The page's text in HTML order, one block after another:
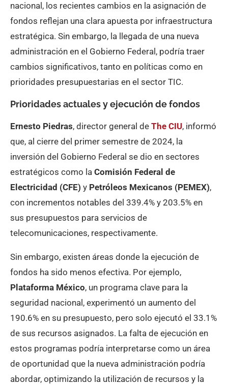
nacional, los recientes cambios en la asignación de
fondos reflejan una clara apuesta por infraestructura
estratégica. Sin embargo, la llegada de una nueva
administración en el Gobierno Federal, podría traer
cambios significativos, tanto en políticas como en
prioridades presupuestarias en el sector TIC.
Prioridades actuales y ejecución de fondos
Ernesto Piedras, director general de The CIU, informó
que, al cierre del primer semestre de 2024, la
inversión del Gobierno Federal se dio en sectores
estratégicos como la Comisión Federal de
Electricidad (CFE) y Petróleos Mexicanos (PEMEX),
con incrementos notables del 339.4% y 203.5% en
sus presupuestos para servicios de
telecomunicaciones, respectivamente.
Sin embargo, existen áreas donde la ejecución de
fondos ha sido menos efectiva. Por ejemplo,
Plataforma México, un programa clave para la
seguridad nacional, experimentó un aumento del
190.6% en su presupuesto, pero solo ejecutó el 33.1%
de sus recursos asignados. La falta de ejecución en
estos programas podría interpretarse como un área
de oportunidad que la nueva administración podría
abordar, optimizando la utilización de recursos y la